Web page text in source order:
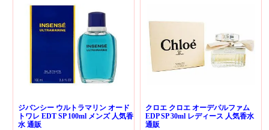
ジバンシー ウルトラマリン オード
トワレ EDT SP 100ml メンズ 人気香
水 通販
クロエ クロエ オーデパルファム
EDP SP 30ml レディース 人気香水
通販